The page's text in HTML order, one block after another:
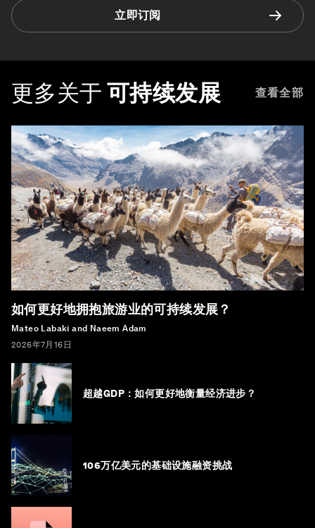
立即订阅
更多关于 可持续发展 查看全部
如何更好地拥抱旅游业的可持续发展？
Mateo Labaki and Naeem Adam
2026年7月16日
超越GDP：如何更好地衡量经济进步？
106万亿美元的基础设施融资挑战